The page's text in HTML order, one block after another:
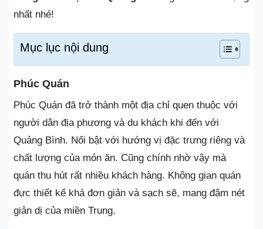
nhất nhé!
Mục lục nội dung
Phúc Quán
Phúc Quán đã trở thành một địa chỉ quen thuộc với
người dân địa phương và du khách khi đến với
Quảng Bình. Nổi bật với hướng vị đặc trưng riêng và
chất lượng của món ăn. Cũng chính nhờ vậy mà
quán thu hút rất nhiều khách hàng. Không gian quán
đực thiết kế khá đơn giản và sạch sẽ, mang đậm nét
giản dị của miền Trung.